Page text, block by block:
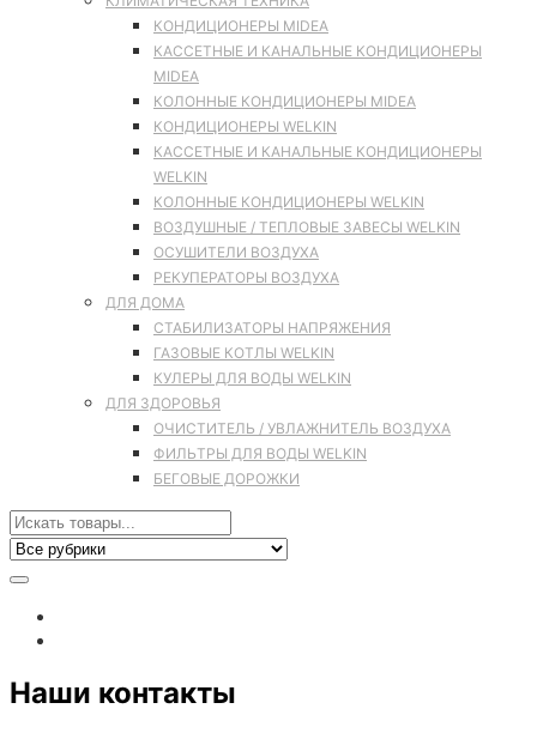
КОНДИЦИОНЕРЫ MIDEA
КАССЕТНЫЕ И КАНАЛЬНЫЕ КОНДИЦИОНЕРЫ
MIDEA
КОЛОННЫЕ КОНДИЦИОНЕРЫ MIDEA
КОНДИЦИОНЕРЫ WELKIN
КАССЕТНЫЕ И КАНАЛЬНЫЕ КОНДИЦИОНЕРЫ
WELKIN
КОЛОННЫЕ КОНДИЦИОНЕРЫ WELKIN
ВОЗДУШНЫЕ / ТЕПЛОВЫЕ ЗАВЕСЫ WELKIN
ОСУШИТЕЛИ ВОЗДУХА
РЕКУПЕРАТОРЫ ВОЗДУХА
ДЛЯ ДОМА
СТАБИЛИЗАТОРЫ НАПРЯЖЕНИЯ
ГАЗОВЫЕ КОТЛЫ WELKIN
КУЛЕРЫ ДЛЯ ВОДЫ WELKIN
ДЛЯ ЗДОРОВЬЯ
ОЧИСТИТЕЛЬ / УВЛАЖНИТЕЛЬ ВОЗДУХА
ФИЛЬТРЫ ДЛЯ ВОДЫ WELKIN
БЕГОВЫЕ ДОРОЖКИ
Наши контакты